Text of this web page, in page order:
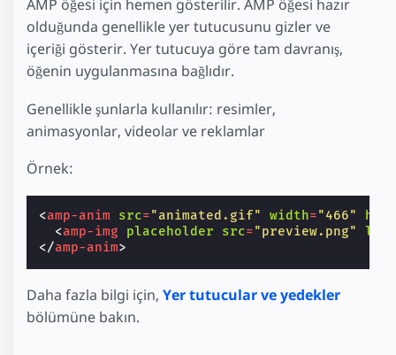
AMP öğesi için hemen gösterilir. AMP öğesi hazır
olduğunda genellikle yer tutucusunu gizler ve
içeriği gösterir. Yer tutucuya göre tam davranış,
öğenin uygulanmasına bağlıdır.
Genellikle şunlarla kullanılır: resimler,
animasyonlar, videolar ve reklamlar
Örnek:
<amp-anim src="animated.gif" width="466"
<amp-img placeholder src="preview.png"
</amp-anim>
Daha fazla bilgi için, Yer tutucular ve yedekler
bölümüne bakın.